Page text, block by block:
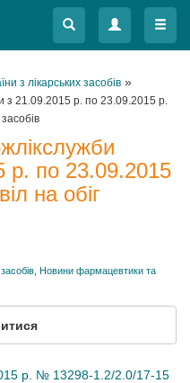
Меню
Меню
з лікарських засобів »
з 21.09.2015 р. по 23.09.2015 р.
р. по 23.09.2015
на обіг
Новини фармацевтики та
р. № 13298-1.2/2.0/17-15